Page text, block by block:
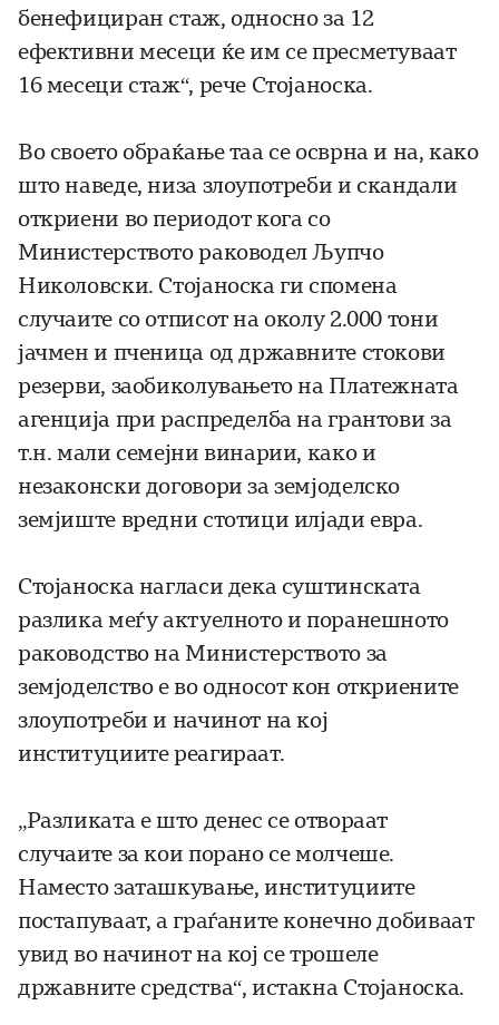
бенефициран стаж, односно за 12
ефективни месеци ќе им се пресметуваат
16 месеци стаж“, рече Стојаноска.
Во своето обраќање таа се осврна и на, како
што наведе, низа злоупотреби и скандали
откриени во периодот кога со
Министерството раководел Љупчо
Николовски. Стојаноска ги спомена
случаите со отписот на околу 2.000 тони
јачмен и пченица од државните стокови
резерви, заобиколувањето на Платежната
агенција при распределба на грантови за
т.н. мали семејни винарии, како и
незаконски договори за земјоделско
земјиште вредни стотици илјади евра.
Стојаноска нагласи дека суштинската
разлика меѓу актуелното и поранешното
раководство на Министерството за
земјоделство е во односот кон откриените
злоупотреби и начинот на кој
институциите реагираат.
„Разликата е што денес се отвораат
случаите за кои порано се молчеше.
Наместо заташкување, институциите
постапуваат, а граѓаните конечно добиваат
увид во начинот на кој се трошеле
државните средства“, истакна Стојаноска.